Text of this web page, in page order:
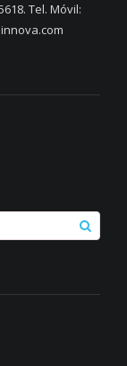
Tel. Móvil: